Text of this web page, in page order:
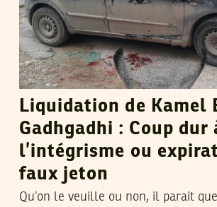
Liquidation de Kamel
Gadhgadhi : Coup dur
l’intégrisme ou
faux jeton
Qu’on le veuille ou non, il parait